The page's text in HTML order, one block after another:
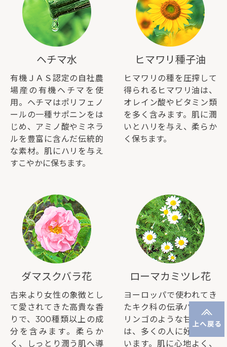
ヘチマ水
有機ＪＡＳ認定の自社農
場産の有機ヘチマを使
用。ヘチマはポリフェノ
ールの一種サポニンをは
じめ、アミノ酸やミネラ
ルを豊富に含んだ伝統的
な素材。肌にハリを与え
すこやかに保ちます。
ヒマワリ種子油
ヒマワリの種を圧搾して
得られるヒマワリ油は、
オレイン酸やビタミン類
を多く含みます。肌に潤
いとハリを与え、柔らか
く保ちます。
ダマスクバラ花
古来より女性の象徴とし
て愛されてきた高貴な香
りで、300種類以上の成
分を含みます。柔らか
く、しっとり潤う肌へ導
ローマカミツレ花
ヨーロッパで使われてき
たキク科の伝承ハーブ。
リンゴのような甘い香り
は、多くの人に好まれて
います。肌に心地よく、